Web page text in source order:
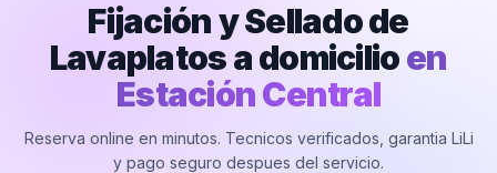
Fijación y Sellado de
Lavaplatos a domicilioen
Estación Central
Reserva online en minutos. Tecnicos verificados, garantia LiLi
y pago seguro despues del servicio.